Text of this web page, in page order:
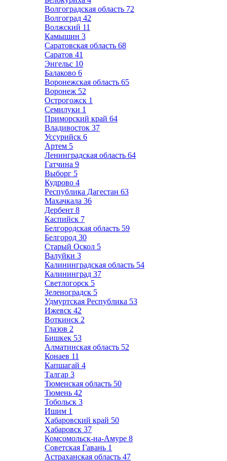
Волгоградская область 72
Волгоград 42
Волжский 11
Камышин 3
Саратовская область 68
Саратов 41
Энгельс 10
Балаково 6
Воронежская область 65
Воронеж 52
Острогожск 1
Семилуки 1
Приморский край 64
Владивосток 37
Уссурийск 6
Артем 5
Ленинградская область 64
Гатчина 9
Выборг 5
Кудрово 4
Республика Дагестан 63
Махачкала 36
Дербент 8
Каспийск 7
Белгородская область 59
Белгород 30
Старый Оскол 5
Валуйки 3
Калининградская область 54
Калининград 37
Светлогорск 5
Зеленоградск 5
Удмуртская Республика 53
Ижевск 42
Воткинск 2
Глазов 2
Бишкек 53
Алматинская область 52
Конаев 11
Капшагай 4
Талгар 3
Тюменская область 50
Тюмень 42
Тобольск 3
Ишим 1
Хабаровский край 50
Хабаровск 37
Комсомольск-на-Амуре 8
Советская Гавань 1
Астраханская область 47